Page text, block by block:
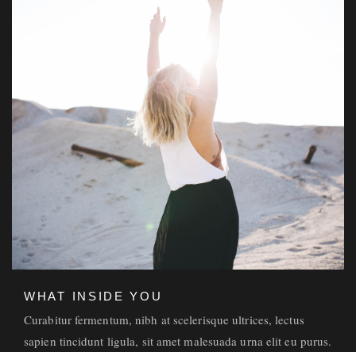
WHAT INSIDE YOU
Curabitur fermentum, nibh at scelerisque ultrices, lectus
sapien tincidunt ligula, sit amet malesuada urna elit eu purus.